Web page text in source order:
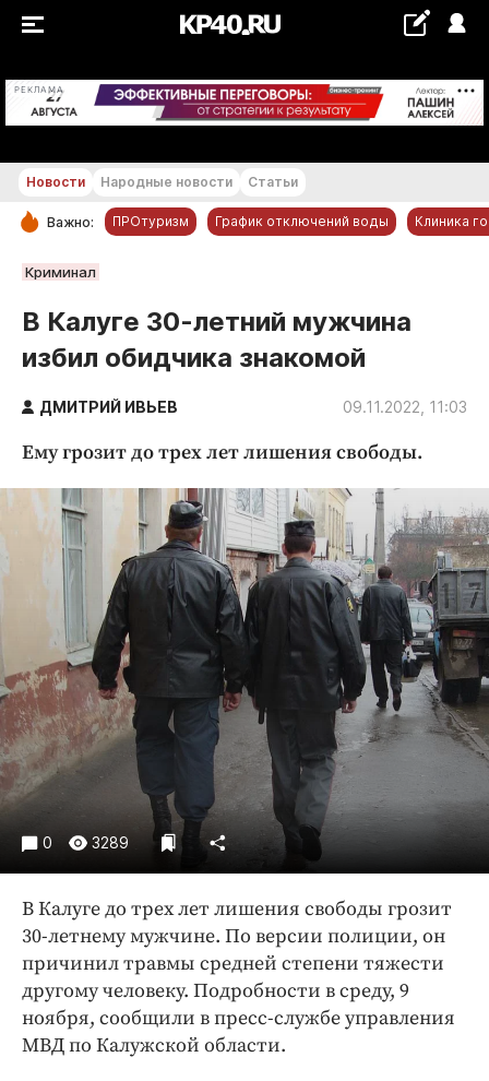
РЕКЛАМА +19...+20 °С
РУБРИКИ
Новости компаний
Статьи
Народные новости
Благоустройство
Криминал
Культура
Недвижимость и ЖКХ
Образование
Общество
Погода
Праздники
Происшествия
Спорт
Экономика и бизнес
ПРОЕКТЫ
Издания
Медиаперсона
Интересное чтиво
Клиника года
Бренд года
Новости Народные новости Статьи
Важно: ПРОтуризм График отключений воды Клиника
Криминал
В Калуге 30-летний мужчина
избил обидчика знакомой
ДМИТРИЙ ИВЬЕВ 09.11.2022, 11:03
Ему грозит до трех лет лишения свободы.
0 3289
В Калуге до трех лет лишения свободы грозит
30-летнему мужчине. По версии полиции, он
причинил травмы средней степени тяжести
другому человеку. Подробности в среду, 9
ноября, сообщили в пресс-службе управления
МВД по Калужской области.